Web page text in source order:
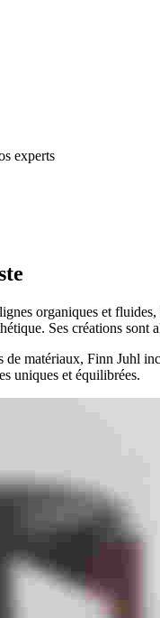
experts
organiques et
Ses créations sont
de matériaux, Finn Juhl
uniques et équilibrées.